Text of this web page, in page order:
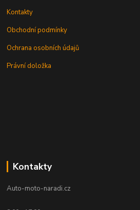
Kontakty
Obchodní podmínky
Ochrana osobních údajů
Právní doložka
Kontakty
Auto-moto-naradi.cz